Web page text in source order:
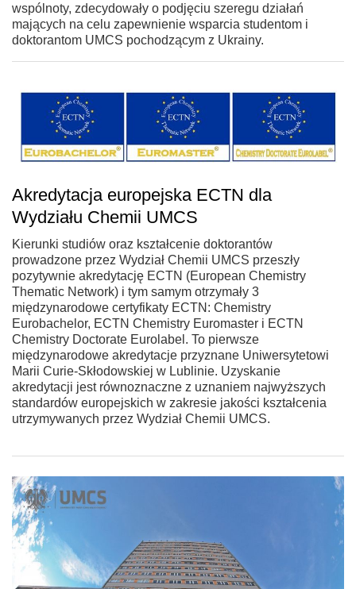
wspólnoty, zdecydowały o podjęciu szeregu działań
mających na celu zapewnienie wsparcia studentom i
doktorantom UMCS pochodzącym z Ukrainy.
Akredytacja europejska ECTN dla
Wydziału Chemii UMCS
Kierunki studiów oraz kształcenie doktorantów
prowadzone przez Wydział Chemii UMCS przeszły
pozytywnie akredytację ECTN (European Chemistry
Thematic Network) i tym samym otrzymały 3
międzynarodowe certyfikaty ECTN: Chemistry
Eurobachelor, ECTN Chemistry Euromaster i ECTN
Chemistry Doctorate Eurolabel. To pierwsze
międzynarodowe akredytacje przyznane Uniwersytetowi
Marii Curie-Skłodowskiej w Lublinie. Uzyskanie
akredytacji jest równoznaczne z uznaniem najwyższych
standardów europejskich w zakresie jakości kształcenia
utrzymywanych przez Wydział Chemii UMCS.